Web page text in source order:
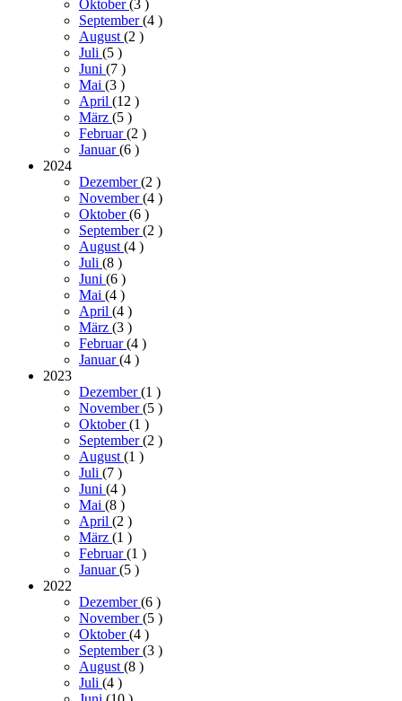
Oktober(3 )
September(4 )
August (2 )
Juli (5 )
Juni (7 )
Mai (3 )
April (12 )
März (5 )
Februar(2 )
Januar(6 )
2024
Dezember(2 )
November(4 )
Oktober(6 )
September(2 )
August (4 )
Juli (8 )
Juni (6 )
Mai (4 )
April (4 )
März (3 )
Februar(4 )
Januar(4 )
2023
Dezember(1 )
November(5 )
Oktober(1 )
September(2 )
August (1 )
Juli (7 )
Juni (4 )
Mai (8 )
April (2 )
März (1 )
Februar(1 )
Januar(5 )
2022
Dezember(6 )
November(5 )
Oktober(4 )
September(3 )
August (8 )
Juli (4 )